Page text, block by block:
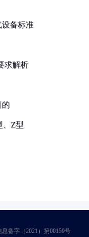
设备标准
求解析
的
、Z型
备字（2021）第00159号